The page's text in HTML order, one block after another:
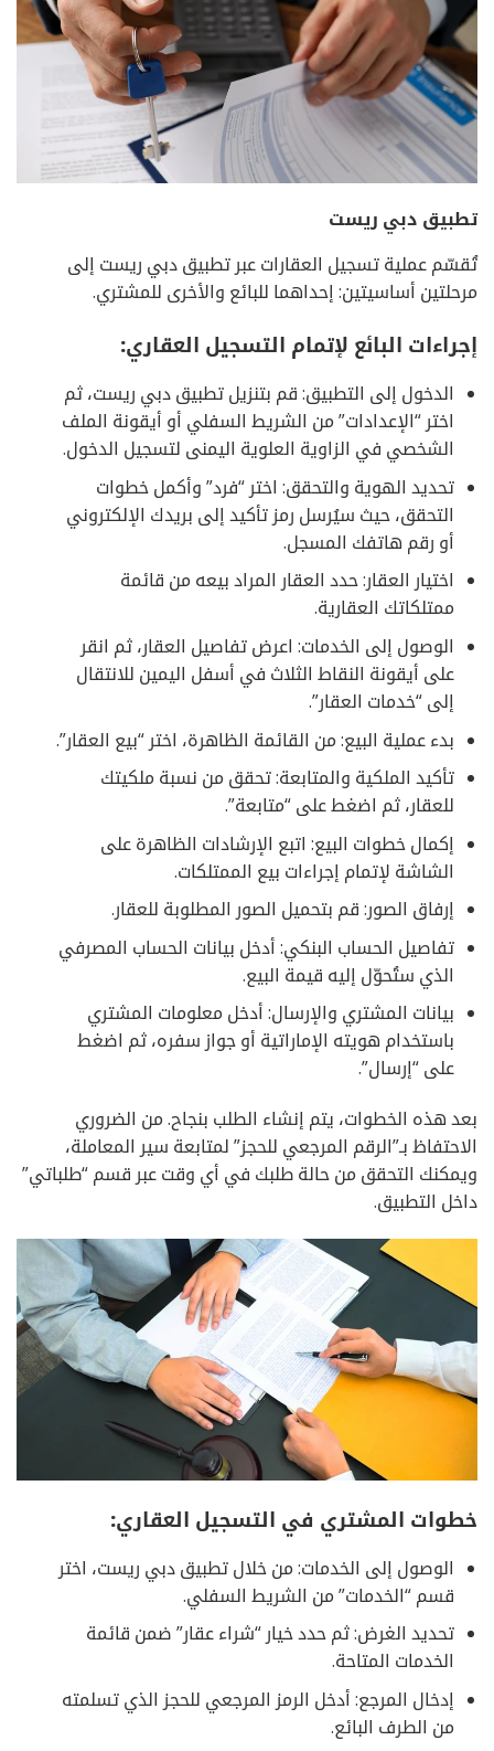
تطبيق دبي ريست
تُقسّم عملية تسجيل العقارات عبر تطبيق دبي ريست إلى
مرحلتين أساسيتين: إحداهما للبائع والأخرى للمشتري.
إجراءات البائع لإتمام التسجيل العقاري:
الدخول إلى التطبيق: قم بتنزيل تطبيق دبي ريست، ثم
اختر “الإعدادات” من الشريط السفلي أو أيقونة الملف
الشخصي في الزاوية العلوية اليمنى لتسجيل الدخول.
تحديد الهوية والتحقق: اختر “فرد” وأكمل خطوات
التحقق، حيث سيُرسل رمز تأكيد إلى بريدك الإلكتروني
أو رقم هاتفك المسجل.
اختيار العقار: حدد العقار المراد بيعه من قائمة
ممتلكاتك العقارية.
الوصول إلى الخدمات: اعرض تفاصيل العقار، ثم انقر
على أيقونة النقاط الثلاث في أسفل اليمين للانتقال
إلى “خدمات العقار”.
بدء عملية البيع: من القائمة الظاهرة، اختر “بيع العقار”.
تأكيد الملكية والمتابعة: تحقق من نسبة ملكيتك
للعقار، ثم اضغط على “متابعة”.
إكمال خطوات البيع: اتبع الإرشادات الظاهرة على
الشاشة لإتمام إجراءات بيع الممتلكات.
إرفاق الصور: قم بتحميل الصور المطلوبة للعقار.
تفاصيل الحساب البنكي: أدخل بيانات الحساب المصرفي
الذي ستُحوّل إليه قيمة البيع.
بيانات المشتري والإرسال: أدخل معلومات المشتري
باستخدام هويته الإماراتية أو جواز سفره، ثم اضغط
على “إرسال”.
بعد هذه الخطوات، يتم إنشاء الطلب بنجاح. من الضروري
الاحتفاظ بـ”الرقم المرجعي للحجز” لمتابعة سير المعاملة،
ويمكنك التحقق من حالة طلبك في أي وقت عبر قسم “طلباتي”
داخل التطبيق.
خطوات المشتري في التسجيل العقاري:
الوصول إلى الخدمات: من خلال تطبيق دبي ريست، اختر
قسم “الخدمات” من الشريط السفلي.
تحديد الغرض: ثم حدد خيار “شراء عقار” ضمن قائمة
الخدمات المتاحة.
إدخال المرجع: أدخل الرمز المرجعي للحجز الذي تسلمته
من الطرف البائع.